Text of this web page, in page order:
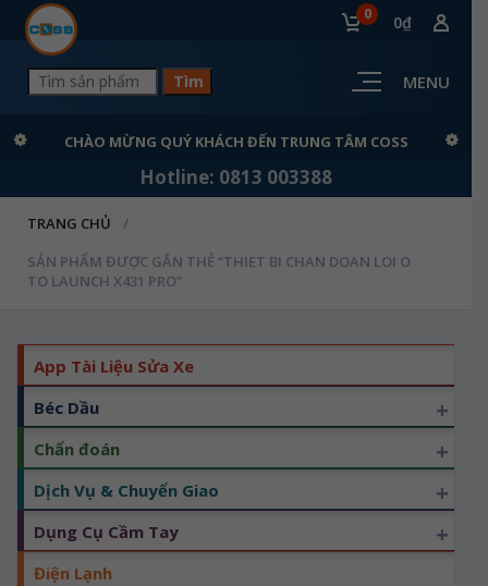
0 0₫
MENU
CHÀO MỪNG QUÝ KHÁCH ĐẾN TRUNG TÂM COSS
Hotline: 0813 003388
TRANG CHỦ
SẢN PHẨM ĐƯỢC GẮN THẺ “THIET BI CHAN DOAN LOI O
TO LAUNCH X431 PRO”
App Tài Liệu Sửa Xe
Béc Dầu
+
Chẩn đoán +
Dịch Vụ & Chuyển Giao +
Dụng Cụ Cầm Tay +
Điện Lạnh